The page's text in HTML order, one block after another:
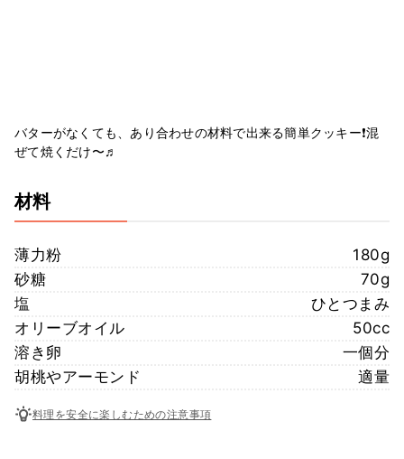
バターがなくても、あり合わせの材料で出来る簡単クッキー❗混
ぜて焼くだけ〜♬
材料
薄力粉
180g
砂糖
70g
塩
ひとつまみ
オリーブオイル
50cc
溶き卵
一個分
胡桃やアーモンド
適量
料理を安全に楽しむための注意事項